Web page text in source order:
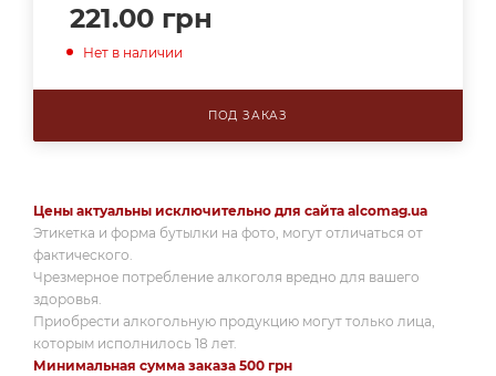
221.00 грн
Нет в наличии
ПОД ЗАКАЗ
Цены актуальны исключительно для сайта alcomag.ua
Этикетка и форма бутылки на фото, могут отличаться от
фактического.
Чрезмерное потребление алкоголя вредно для вашего
здоровья.
Приобрести алкогольную продукцию могут только лица,
которым исполнилось 18 лет.
Минимальная сумма заказа 500 грн